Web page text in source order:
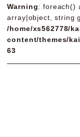
Warning: foreach()
array|object, string
/home/xs562778/
content/themes/
63